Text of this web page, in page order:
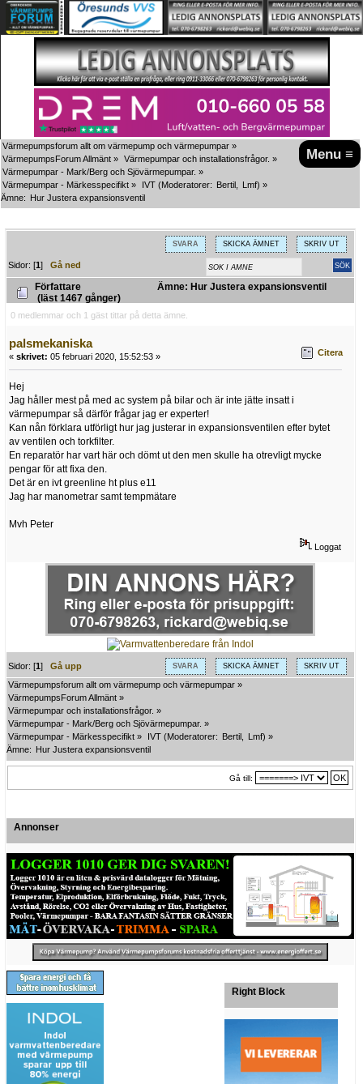
Menu ≡
Värmepumpsforum allt om värmepump och värmepumpar »
VärmepumpsForum Allmänt » Värmepumpar och installationsfrågor. »
Värmepumpar - Mark/Berg och Sjövärmepumpar. »
Värmepumpar - Märkesspecifikt » IVT (Moderatorer: Bertil Lmf) »
Ämne: Hur Justera expansionsventil
SVARA SKICKA ÄMNET SKRIV UT
Sidor: [1]Gå ned
Författare
Ämne: Hur Justera expansionsventil
(läst 1467 gånger)
0 medlemmar och 1 gäst tittar på detta ämne.
palsmekaniska
« skrivet: 05 februari 2020, 15:52:53 » Citera
Hej
Jag håller mest på med ac system på bilar och är inte jätte insatt i
värmepumpar så därför frågar jag er experter!
Kan nån förklara utförligt hur jag justerar in expansionsventilen efter bytet
av ventilen och torkfilter.
En reparatör har vart här och dömt ut den men skulle ha otrevligt mycke
pengar för att fixa den.
Det är en ivt greenline ht plus e11
Jag har manometrar samt tempmätare
Mvh Peter
Loggat
SVARA SKICKA ÄMNET SKRIV UT
Sidor: [1]Gå upp
Värmepumpsforum allt om värmepump och värmepumpar »
VärmepumpsForum Allmänt »
Värmepumpar och installationsfrågor. »
Värmepumpar - Mark/Berg och Sjövärmepumpar. »
Värmepumpar - Märkesspecifikt » IVT (Moderatorer: Bertil Lmf) »
Ämne:
Hur Justera expansionsventil
Gå till:
Annonser
Right Block